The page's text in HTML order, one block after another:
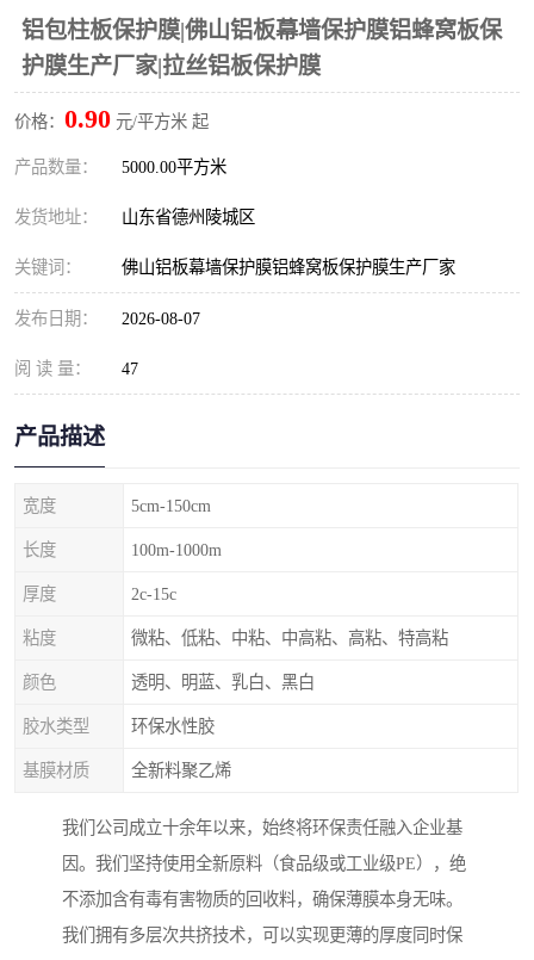
铝包柱板保护膜|佛山铝板幕墙保护膜铝蜂窝板保
护膜生产厂家|拉丝铝板保护膜
价格： 0.90 元/平方米 起
产品数量： 5000.00平方米
发货地址： 山东省德州陵城区
关键词： 佛山铝板幕墙保护膜铝蜂窝板保护膜生产厂家
发布日期： 2026-08-07
阅 读 量： 47
产品描述
宽度 5cm-150cm
长度 100m-1000m
厚度 2c-15c
粘度 微粘、低粘、中粘、中高粘、高粘、特高粘
颜色 透明、明蓝、乳白、黑白
胶水类型 环保水性胶
基膜材质 全新料聚乙烯
我们公司成立十余年以来，始终将环保责任融入企业基
因。我们坚持使用全新原料（食品级或工业级PE），绝
不添加含有毒有害物质的回收料，确保薄膜本身无味。
我们拥有多层次共挤技术，可以实现更薄的厚度同时保